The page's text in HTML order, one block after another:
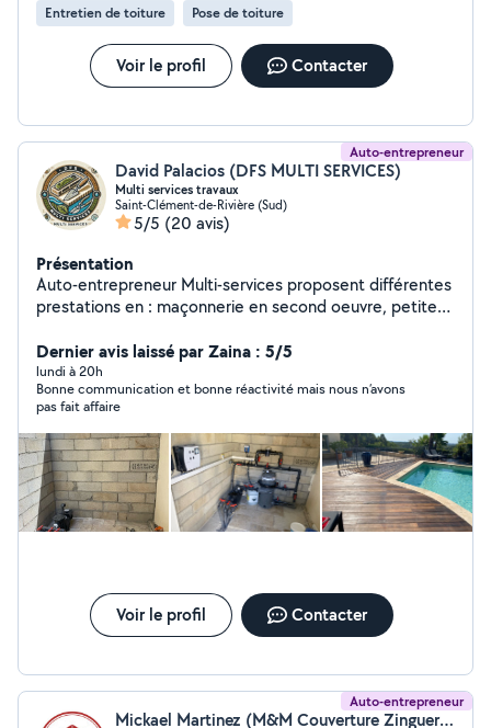
Entretien de toiture Pose de toiture
Voir le profil Contacter
Auto-entrepreneur
David Palacios (DFS MULTI SERVICES)
Multi services travaux
Saint-Clément-de-Rivière (Sud)
5/5 (20 avis)
Présentation
Auto-entrepreneur Multi-services proposent différentes
prestations en : maçonnerie en second oeuvre, petites
intérieures et extérieures, pose de menuiseries
pvc/bois/alu, rénovation de toitures, entretiens de
piscines et réparation d'appareillage piscine.
Dernier avis laissé par Zaina : 5/5
lundi à 20h
Bonne communication et bonne réactivité mais nous n’avons
pas fait affaire
Voir le profil Contacter
Auto-entrepreneur
Mickael Martinez (M&M Couverture Zinguerie)